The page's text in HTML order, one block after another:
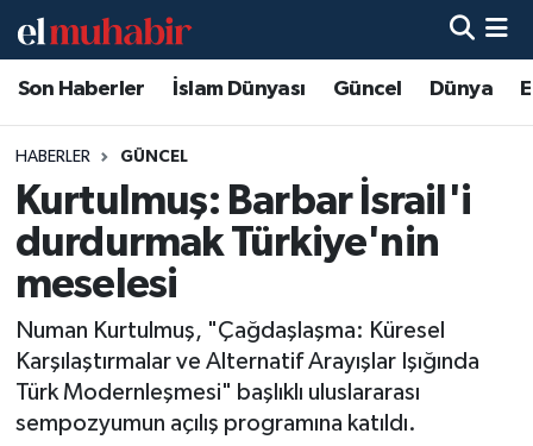
Son Haberler İslam Dünyası Güncel Dünya
HABERLER GÜNCEL
Kurtulmuş: Barbar İsrail'i
durdurmak Türkiye'nin
meselesi
Numan Kurtulmuş, "Çağdaşlaşma: Küresel
Karşılaştırmalar ve Alternatif Arayışlar Işığında
Türk Modernleşmesi" başlıklı uluslararası
sempozyumun açılış programına katıldı.
Hava Durumu
Trafik Durumu
Süper Lig Puan Durumu ve Fikstür
Tüm Manşetler
Son Dakika Haberleri
Haber Arşivi